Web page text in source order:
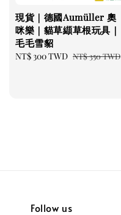
現貨｜德國Aumüller 奧
咪樂｜貓草纈草根玩具｜
毛毛雪貂
Sale
NT$ 300 TWD Regular
NT$ 350 TWD
Follow us